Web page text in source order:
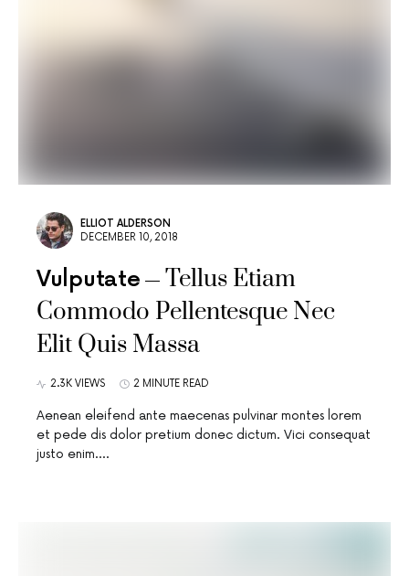
ELLIOT ALDERSON
DECEMBER 10, 2018
Vulputate
Tellus Etiam
Commodo Pellentesque Nec
Elit Quis Massa
2.3K VIEWS 2 MINUTE READ
Aenean eleifend ante maecenas pulvinar montes lorem
et pede dis dolor pretium donec dictum. Vici consequat
justo enim.…